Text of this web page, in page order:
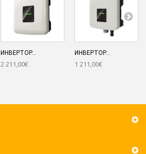
ИНВЕРТОР...
2 211,00€
ИНВЕРТОР...
1 211,00€